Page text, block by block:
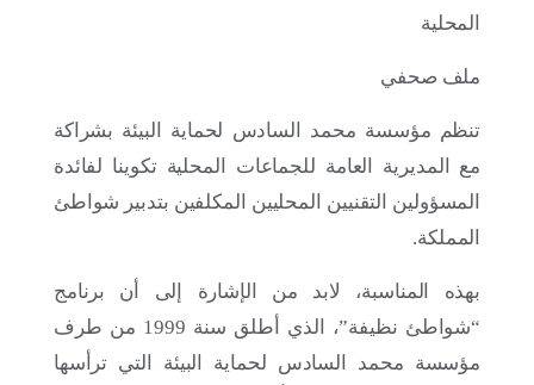
مؤسسة محمد السادس لحماية البيئة تحتفي بأسبوع
المحلية
ملف صحفي
تنظم مؤسسة محمد السادس لحماية البيئة بشراكة
مع المديرية العامة للجماعات المحلية تكوينا لفائدة
المسؤولين التقنيين المحليين المكلفين بتدبير شواطئ
المملكة.
بهذه المناسبة، لابد من الإشارة إلى أن برنامج
“شواطئ نظيفة”، الذي أطلق سنة 1999 من طرف
مؤسسة محمد السادس لحماية البيئة التي ترأسها